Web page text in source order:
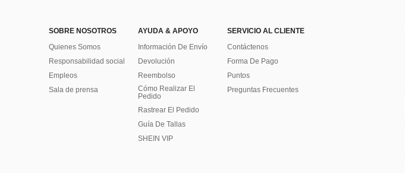
SOBRE NOSOTROS
Quienes Somos
Responsabilidad social
Empleos
Sala de prensa
AYUDA & APOYO
Información De Envío
Devolución
Reembolso
Cómo Realizar El
Pedido
Rastrear El Pedido
Guía De Tallas
SHEIN VIP
SERVICIO AL CLIENTE
Contáctenos
Forma De Pago
Puntos
Preguntas Frecuentes